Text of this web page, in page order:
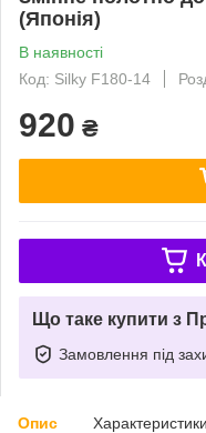
(Японія)
В наявності
Код: Silky F180-14
920 ₴
Що таке купити з
Замовлення під
Опис Характеристики